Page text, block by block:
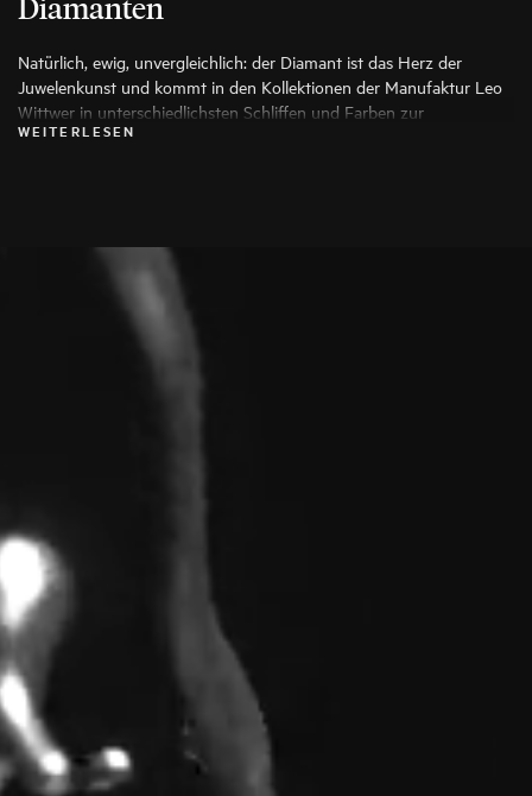
Diamanten
Natürlich, ewig, unvergleichlich: der Diamant ist das Herz der
Juwelenkunst und kommt in den Kollektionen der Manufaktur Leo
Wittwer in unterschiedlichsten Schliffen und Farben zur
Anwendung, die seine Schönheit auf die Spitze treiben. Es werden
WEITERLESEN